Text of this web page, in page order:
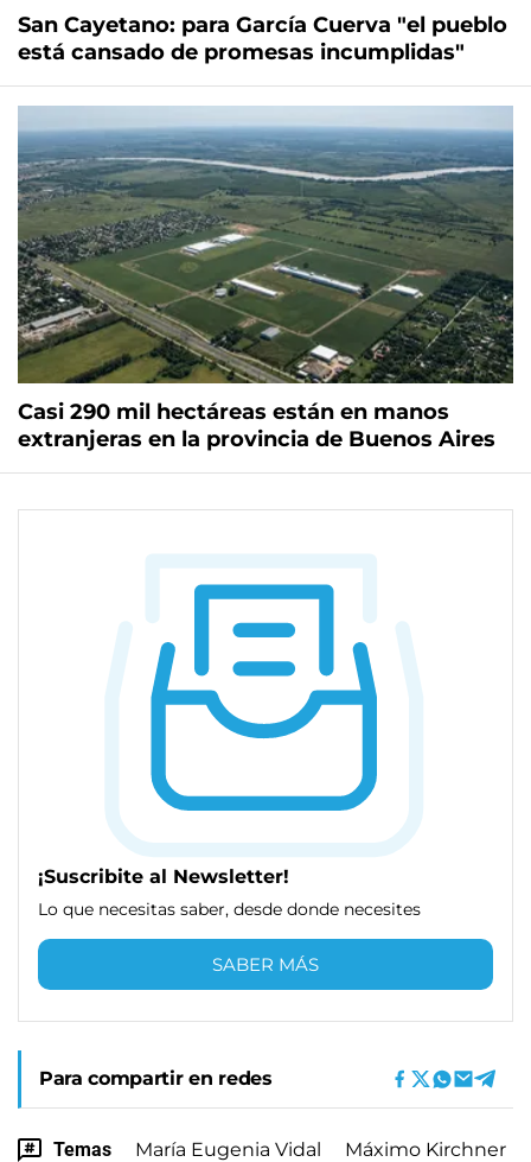
San Cayetano: para García Cuerva "el pueblo
está cansado de promesas incumplidas"
Casi 290 mil hectáreas están en manos
extranjeras en la provincia de Buenos Aires
¡Suscribite al Newsletter!
Lo que necesitas saber, desde donde necesites
SABER MÁS
Para compartir en redes
Temas María Eugenia Vidal Máximo Kirchner